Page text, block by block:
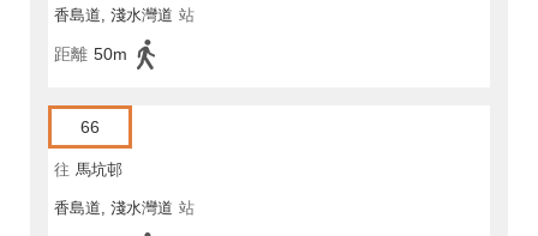
香島道, 淺水灣道 站
距離 50m
66
往 馬坑邨
香島道, 淺水灣道 站